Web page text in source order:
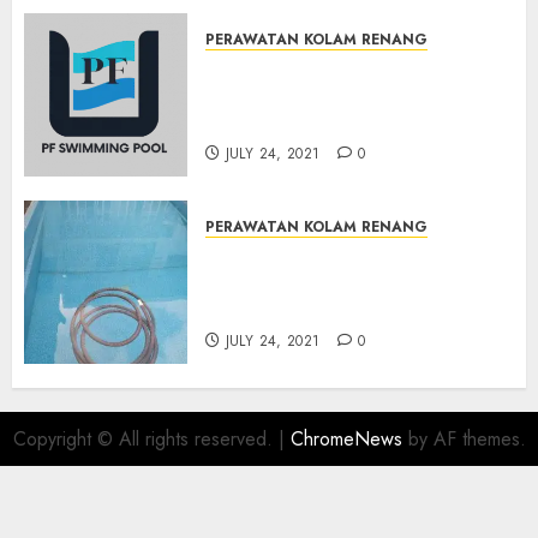
PERAWATAN KOLAM RENANG
JULY 24, 2021 0
PERAWATAN KOLAM RENANG
JULY 24, 2021 0
Copyright © All rights reserved. | ChromeNews by AF themes.